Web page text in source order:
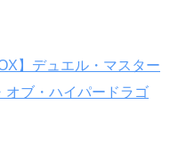
】デュエル・マスター
オブ・ハイパードラゴ